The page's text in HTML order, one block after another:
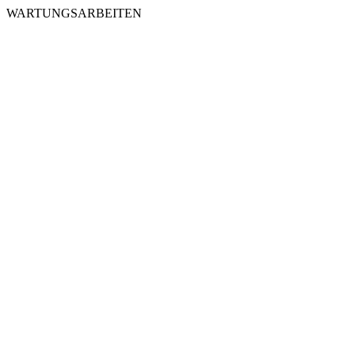
WARTUNGSARBEITEN